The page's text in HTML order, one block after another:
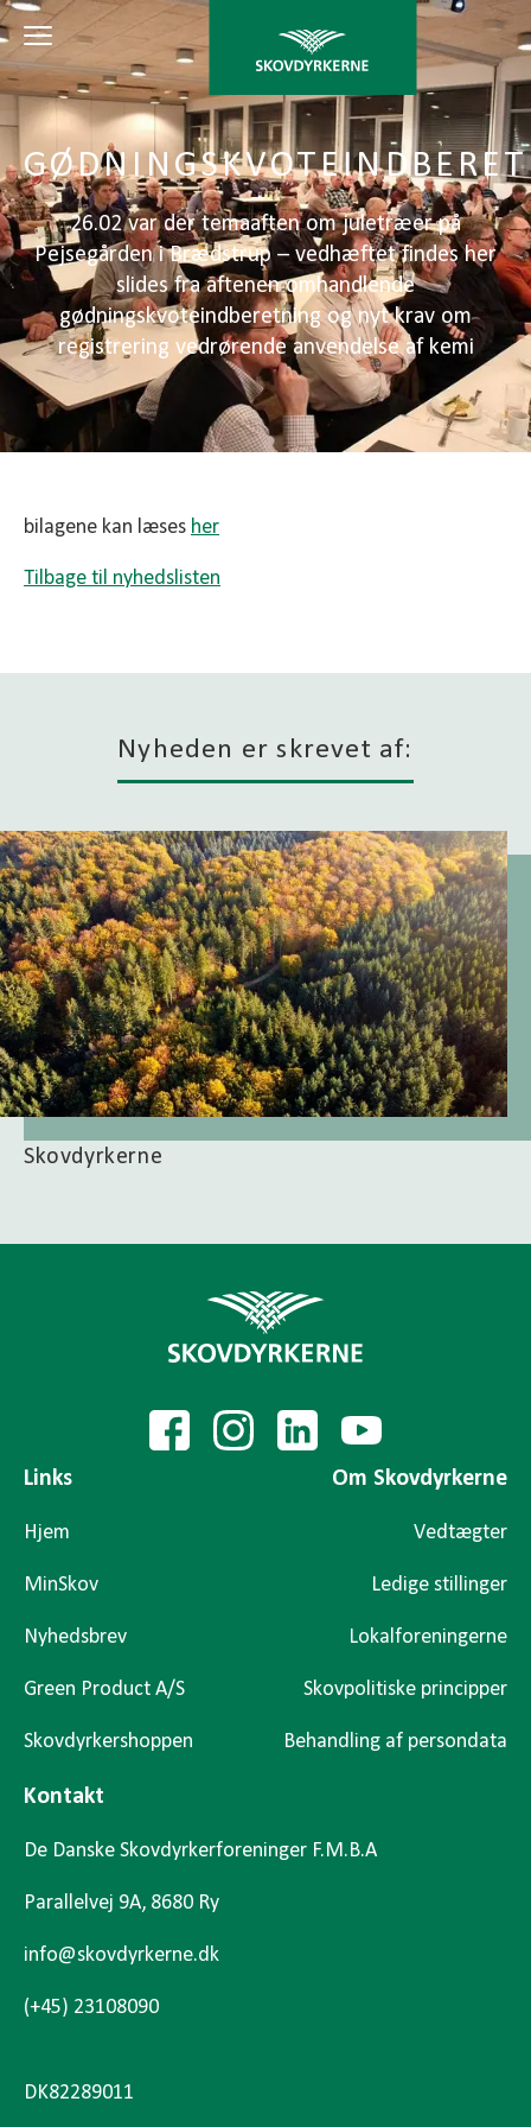
26.02 var der temaaften om juletræer på
Pejsegården i Brædstrup – vedhæftet findes her
slides fra aftenen omhandlende
gødningskvoteindberetning og nyt krav om
registrering vedrørende anvendelse af kemi
bilagene kan læses her
Tilbage til nyhedslisten
Nyheden er skrevet af:
Skovdyrkerne
Links
Hjem
MinSkov
Nyhedsbrev
Green Product A/S
Skovdyrkershoppen
Om Skovdyrkerne
Vedtægter
Ledige stillinger
Lokalforeningerne
Skovpolitiske principper
Behandling af persondata
Kontakt
De Danske Skovdyrkerforeninger F.M.B.A
Parallelvej 9A, 8680 Ry
info@skovdyrkerne.dk
(+45) 23108090
DK82289011